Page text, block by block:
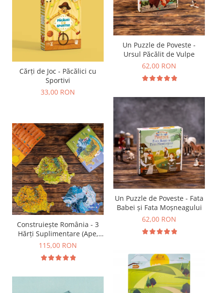
Un Puzzle de Poveste -
Ursul Păcălit de Vulpe
62,00 RON
Cărți de Joc - Păcălici cu
Sportivi
33,00 RON
Un Puzzle de Poveste - Fata
Babei și Fata Moșneagului
62,00 RON
Construiește România - 3
Hărți Suplimentare (Ape,
Resurse, Vegetație și Faună)
115,00 RON